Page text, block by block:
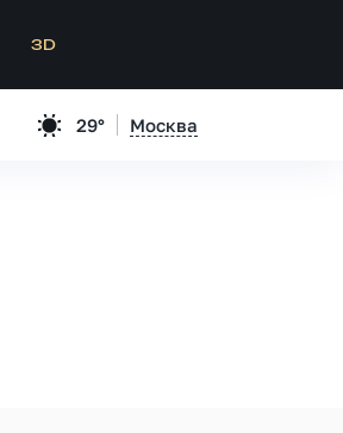
3D
29° Москва